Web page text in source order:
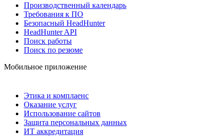
Производственный календарь
Требования к ПО
Безопасный HeadHunter
HeadHunter API
Поиск работы
Поиск по резюме
Мобильное приложение
Этика и комплаенс
Оказание услуг
Использование сайтов
Защита персональных данных
ИТ аккредитация